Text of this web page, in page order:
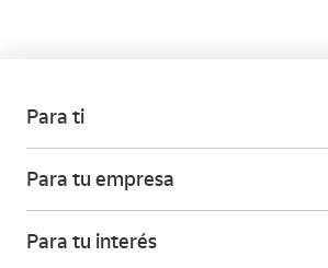
Para ti
Para tu empresa
Para tu interés